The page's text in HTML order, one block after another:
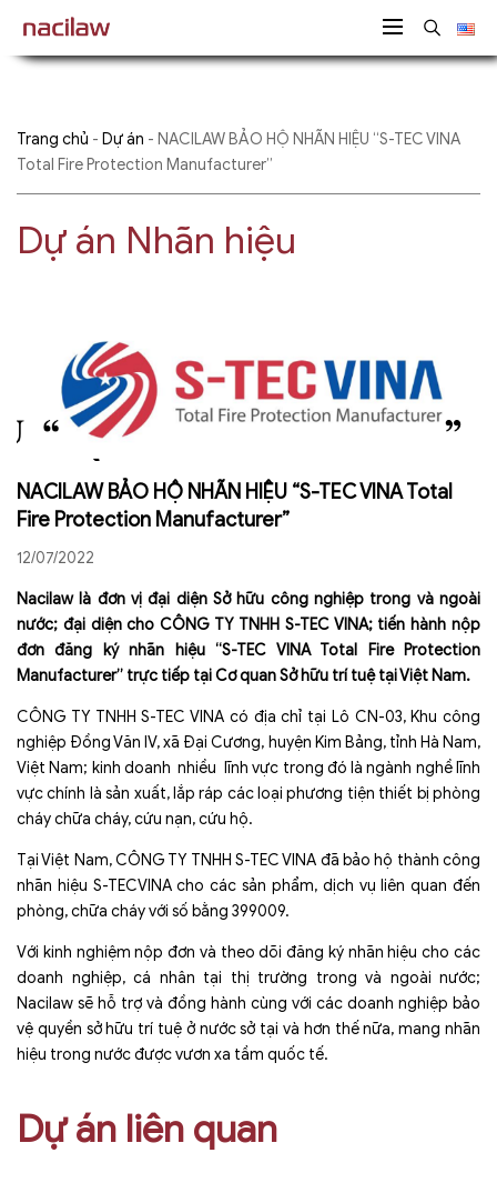
Trang chủ - Dự án - NACILAW BẢO HỘ NHÃN HIỆU “S-TEC VINA
Total Fire Protection Manufacturer”
Dự án Nhãn hiệu
NACILAW BẢO HỘ NHÃN HIỆU “S-TEC VINA Total
Fire Protection Manufacturer”
12/07/2022
Nacilaw là đơn vị đại diện Sở hữu công nghiệp trong và ngoài
nước; đại diện cho CÔNG TY TNHH S-TEC VINA; tiến hành nộp
đơn đăng ký nhãn hiệu “S-TEC VINA Total Fire Protection
Manufacturer” trực tiếp tại Cơ quan Sở hữu trí tuệ tại Việt Nam.
CÔNG TY TNHH S-TEC VINA có địa chỉ tại Lô CN-03, Khu công
nghiệp Đồng Văn IV, xã Đại Cương, huyện Kim Bảng, tỉnh Hà Nam,
Việt Nam; kinh doanh nhiều lĩnh vực trong đó là ngành nghề lĩnh
vực chính là sản xuất, lắp ráp các loại phương tiện thiết bị phòng
cháy chữa cháy, cứu nạn, cứu hộ.
Tại Việt Nam, CÔNG TY TNHH S-TEC VINA đã bảo hộ thành công
nhãn hiệu S-TECVINA cho các sản phẩm, dịch vụ liên quan đến
phòng, chữa cháy với số bằng 399009.
Với kinh nghiệm nộp đơn và theo dõi đăng ký nhãn hiệu cho các
doanh nghiệp, cá nhân tại thị trường trong và ngoài nước;
Nacilaw sẽ hỗ trợ và đồng hành cùng với các doanh nghiệp bảo
vệ quyền sở hữu trí tuệ ở nước sở tại và hơn thế nữa, mang nhãn
hiệu trong nước được vươn xa tầm quốc tế.
Dự án liên quan